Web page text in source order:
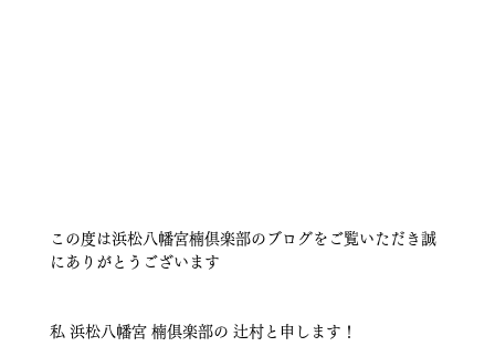
この度は浜松八幡宮楠倶楽部のブログをご覧いただき誠
にありがとうございます
私 浜松八幡宮 楠俱楽部の 辻村と申します！